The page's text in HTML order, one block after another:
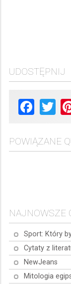
UDOSTĘPNIJ
Facebook
POWIĄZANE
NAJNOWSZE
Sport: Który
Cytaty z
NewJeans
Mitologia